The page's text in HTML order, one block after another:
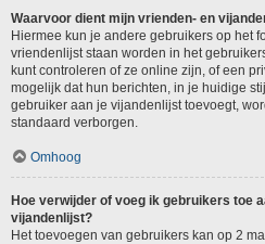
Waarvoor dient mijn vrienden- en
Hiermee kun je andere gebruikers op het
vriendenlijst staan worden in het
kunt controleren of ze online zijn, of een
mogelijk dat hun berichten, in je huidige
gebruiker aan je vijandenlijst toevoegt,
standaard verborgen.
Omhoog
Hoe verwijder of voeg ik gebruikers toe
vijandenlijst?
Het toevoegen van gebruikers kan op 2